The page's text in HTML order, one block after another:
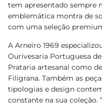
tem apresentado sempre
emblemática montra de
com uma seleção
A Arneiro 1969
Ourivesaria Portuguesa
Prataria artesanal como
Filigrana. Também as
tipologias e design
constante na sua coleção.